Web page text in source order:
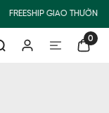
FREESHIP GIAO
0